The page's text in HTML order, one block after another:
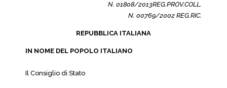
N. 01808/2013REG.PROV.COLL.
N. 00769/2002 REG.RIC.
REPUBBLICA ITALIANA
IN NOME DEL POPOLO ITALIANO
Il Consiglio di Stato